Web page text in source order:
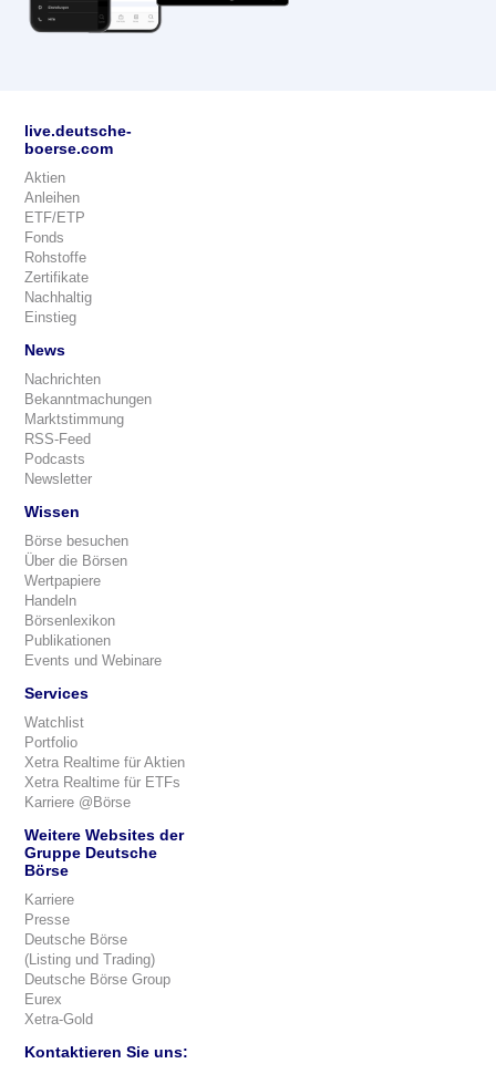
live.deutsche-
boerse.com
Aktien
Anleihen
ETF/ETP
Fonds
Rohstoffe
Zertifikate
Nachhaltig
Einstieg
News
Nachrichten
Bekanntmachungen
Marktstimmung
RSS-Feed
Podcasts
Newsletter
Wissen
Börse besuchen
Über die Börsen
Wertpapiere
Handeln
Börsenlexikon
Publikationen
Events und Webinare
Services
Watchlist
Portfolio
Xetra Realtime für Aktien
Xetra Realtime für ETFs
Karriere @Börse
Weitere Websites der
Gruppe Deutsche
Börse
Karriere
Presse
Deutsche Börse
(Listing und Trading)
Deutsche Börse Group
Eurex
Xetra-Gold
Kontaktieren Sie uns: